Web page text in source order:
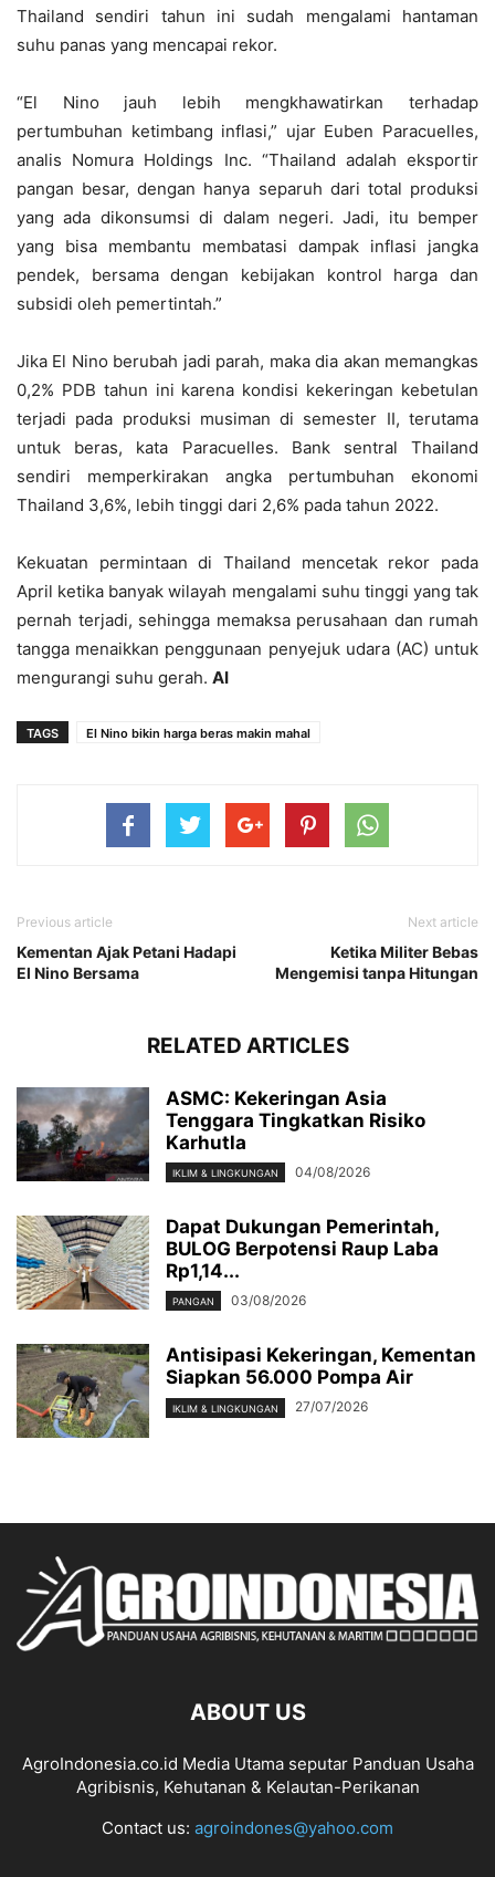
Thailand sendiri tahun ini sudah mengalami hantaman
suhu panas yang mencapai rekor.
“El Nino jauh lebih mengkhawatirkan terhadap
pertumbuhan ketimbang inflasi,” ujar Euben Paracuelles,
analis Nomura Holdings Inc. “Thailand adalah eksportir
pangan besar, dengan hanya separuh dari total produksi
yang ada dikonsumsi di dalam negeri. Jadi, itu bemper
yang bisa membantu membatasi dampak inflasi jangka
pendek, bersama dengan kebijakan kontrol harga dan
subsidi oleh pemertintah.”
Jika El Nino berubah jadi parah, maka dia akan memangkas
0,2% PDB tahun ini karena kondisi kekeringan kebetulan
terjadi pada produksi musiman di semester II, terutama
untuk beras, kata Paracuelles. Bank sentral Thailand
sendiri memperkirakan angka pertumbuhan ekonomi
Thailand 3,6%, lebih tinggi dari 2,6% pada tahun 2022.
Kekuatan permintaan di Thailand mencetak rekor pada
April ketika banyak wilayah mengalami suhu tinggi yang tak
pernah terjadi, sehingga memaksa perusahaan dan rumah
tangga menaikkan penggunaan penyejuk udara (AC) untuk
mengurangi suhu gerah. AI
TAGS El Nino bikin harga beras makin mahal
Previous article
Kementan Ajak Petani Hadapi
El Nino Bersama
Next article
Ketika Militer Bebas
Mengemisi tanpa Hitungan
RELATED ARTICLES
ASMC: Kekeringan Asia
Tenggara Tingkatkan Risiko
Karhutla
IKLIM & LINGKUNGAN 04/08/2026
Dapat Dukungan Pemerintah,
BULOG Berpotensi Raup Laba
Rp1,14...
PANGAN 03/08/2026
Antisipasi Kekeringan, Kementan
Siapkan 56.000 Pompa Air
IKLIM & LINGKUNGAN 27/07/2026
ABOUT US
AgroIndonesia.co.id Media Utama seputar Panduan Usaha
Agribisnis, Kehutanan & Kelautan-Perikanan
Contact us: agroindones@yahoo.com